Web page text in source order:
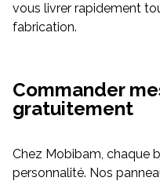
vous livrer rapidement
fabrication.
Commander
gratuitement
Chez Mobibam, chaque
personnalité. Nos